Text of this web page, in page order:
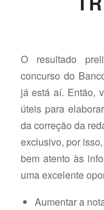
O resultado
concurso do
já está aí. Então,
úteis para
da correção da
exclusivo, por
bem atento às
uma excelente
Aumentar a